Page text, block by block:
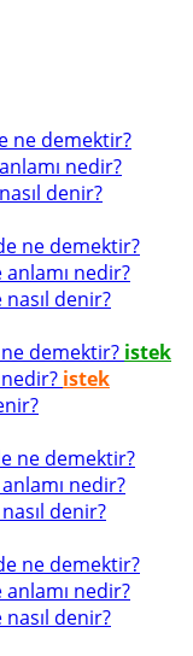
ne demektir?
nedir?
denir?
ne demektir?
nedir?
denir?
demektir? istek
istek
ne demektir?
nedir?
denir?
ne demektir?
nedir?
denir?